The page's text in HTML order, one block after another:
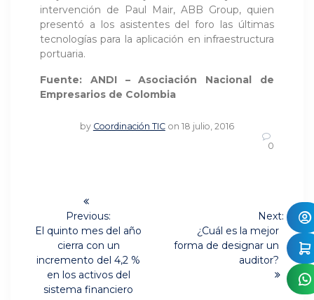
intervención de Paul Mair, ABB Group, quien
presentó a los asistentes del foro las últimas
tecnologías para la aplicación en infraestructura
portuaria.
Fuente: ANDI – Asociación Nacional de
Empresarios de Colombia
by Coordinación TIC on 18 julio, 2016
0
Navegación
entradas
Previous:
Previous
El quinto mes del año
cierra con un
incremento del 4,2 %
en los activos del
sistema financiero
Next:
post:
¿Cuál es la mejor
forma de designar un
auditor?